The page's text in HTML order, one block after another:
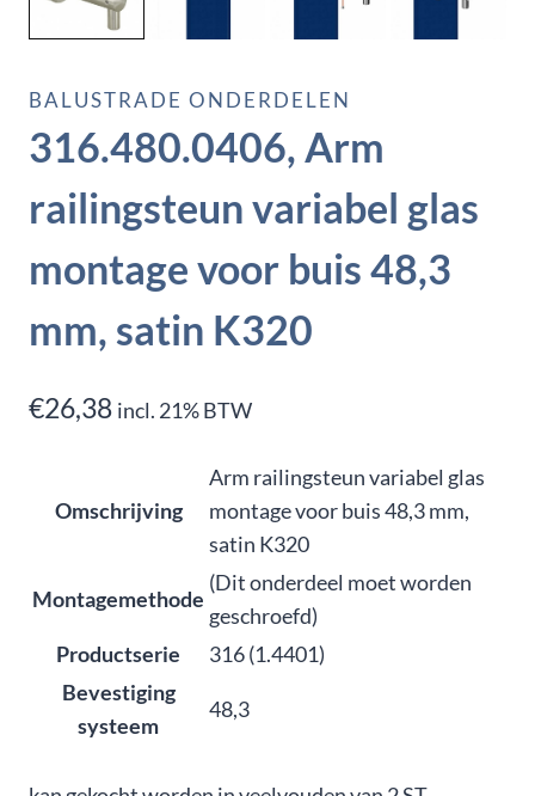
BALUSTRADE ONDERDELEN
316.480.0406, Arm
railingsteun variabel glas
montage voor buis 48,3
mm, satin K320
€26,38 incl. 21% BTW
Omschrijving
Arm railingsteun variabel glas
montage voor buis 48,3 mm,
satin K320
Montagemethode
(Dit onderdeel moet worden
geschroefd)
Productserie
316 (1.4401)
Bevestiging
systeem
48,3